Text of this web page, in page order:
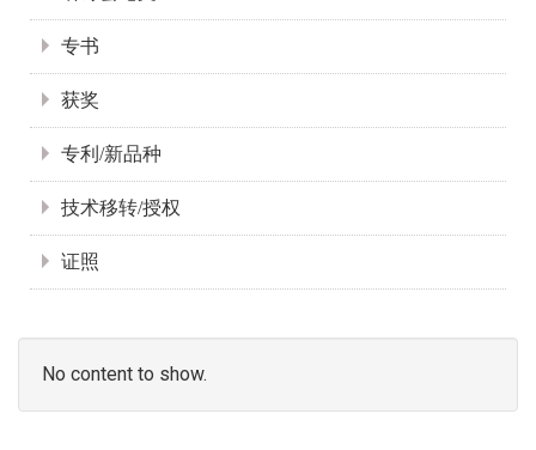
专书
获奖
专利/新品种
技术移转/授权
证照
No content to show.